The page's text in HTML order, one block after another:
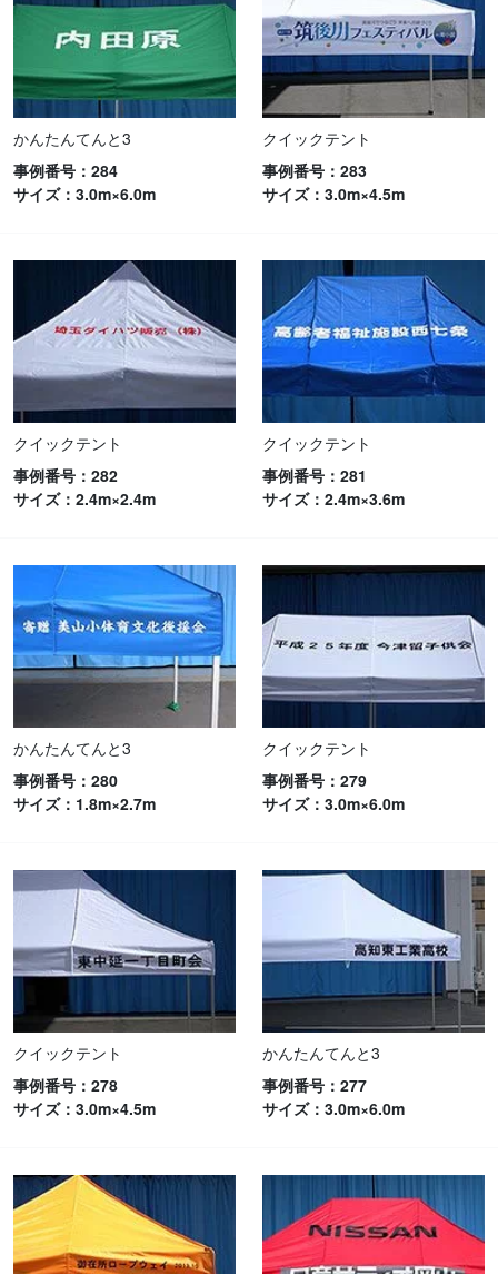
かんたんてんと3
事例番号：284
サイズ：3.0m×6.0m
クイックテント
事例番号：283
サイズ：3.0m×4.5m
クイックテント
事例番号：282
サイズ：2.4m×2.4m
クイックテント
事例番号：281
サイズ：2.4m×3.6m
かんたんてんと3
事例番号：280
サイズ：1.8m×2.7m
クイックテント
事例番号：279
サイズ：3.0m×6.0m
クイックテント
事例番号：278
サイズ：3.0m×4.5m
かんたんてんと3
事例番号：277
サイズ：3.0m×6.0m